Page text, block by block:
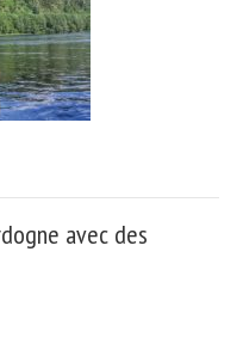
avec des